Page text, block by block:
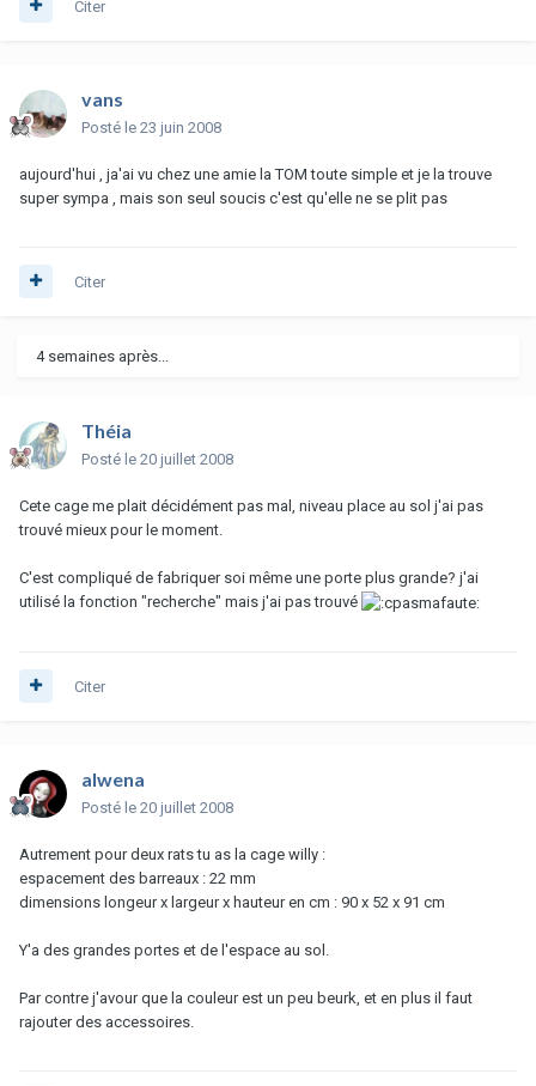
Citer
vans
Posté le 23 juin 2008
aujourd'hui , ja'ai vu chez une amie la TOM toute simple et je la trouve
super sympa , mais son seul soucis c'est qu'elle ne se plit pas
Citer
4 semaines après...
Théia
Posté le 20 juillet 2008
Cete cage me plait décidément pas mal, niveau place au sol j'ai pas
trouvé mieux pour le moment.
C'est compliqué de fabriquer soi même une porte plus grande? j'ai
utilisé la fonction "recherche" mais j'ai pas trouvé
Citer
alwena
Posté le 20 juillet 2008
Autrement pour deux rats tu as la cage willy :
espacement des barreaux : 22 mm
dimensions longeur x largeur x hauteur en cm : 90 x 52 x 91 cm
Y'a des grandes portes et de l'espace au sol.
Par contre j'avour que la couleur est un peu beurk, et en plus il faut
rajouter des accessoires.